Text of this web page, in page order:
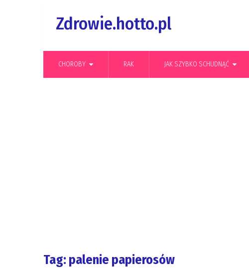
Zdrowie.hotto.pl
CHOROBY RAK JAK SZYBKO SCHUDNĄĆ
Tag: palenie papierosów